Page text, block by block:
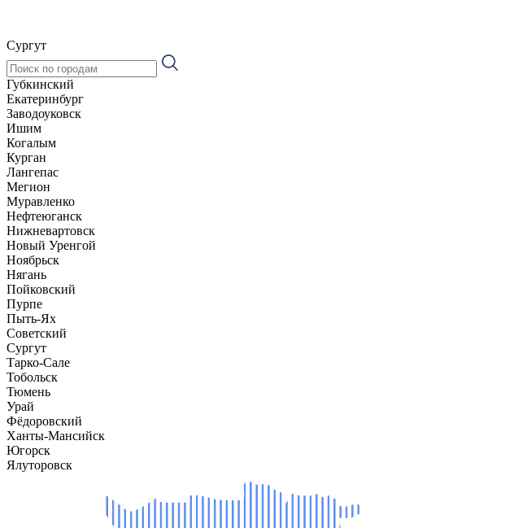
Сургут
Губкинский
Екатеринбург
Заводоуковск
Ишим
Когалым
Курган
Лангепас
Мегион
Муравленко
Нефтеюганск
Нижневартовск
Новый Уренгой
Ноябрьск
Нягань
Пойковский
Пурпе
Пыть-Ях
Советский
Сургут
Тарко-Сале
Тобольск
Тюмень
Урай
Фёдоровский
Ханты-Мансийск
Югорск
Ялуторовск